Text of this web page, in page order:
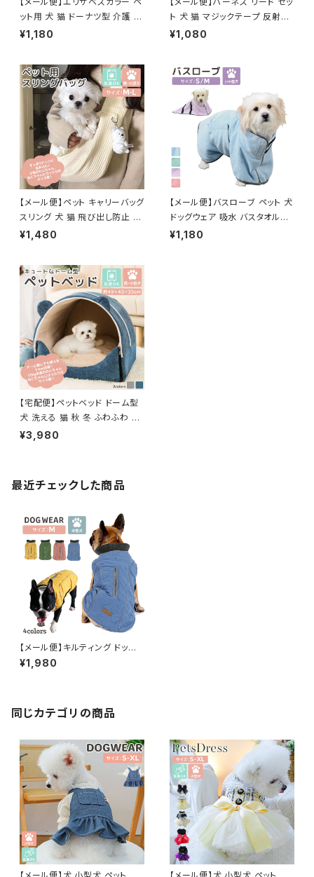
ット用 犬 猫 ドーナツ型 介護 ク
ッション ネッカー／pets084
¥1,180
ト 犬 猫 マジックテープ 反射テ
ープ付き サイズ調整可能／pet
¥1,080
【メール便】ペット キャリーバッグ
スリング 犬 猫 飛び出し防止 抱
っこひも／pets059
¥1,480
【メール便】バスローブ ペット 犬
ドッグウェア 吸水 バスタオル／
pets025
¥1,180
【宅配便】ペットベッド ドーム型
犬 洗える 猫 秋 冬 ふわふわ ／
pets006
¥3,980
最近チェックした商品
【メール便】キルティング ドッグ
ウェア ペット 犬 猫 中厚手 アウ
ター風／pets047
¥1,980
同じカテゴリの商品